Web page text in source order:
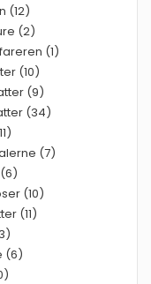
(12)
(2)
(1)
(10)
(9)
(34)
(7)
(10)
(11)
(6)